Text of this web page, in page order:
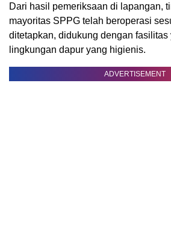
Dari hasil pemeriksaan di lapangan,
mayoritas SPPG telah beroperasi
ditetapkan, didukung dengan fasilitas
lingkungan dapur yang higienis.
ADVERTISEMENT